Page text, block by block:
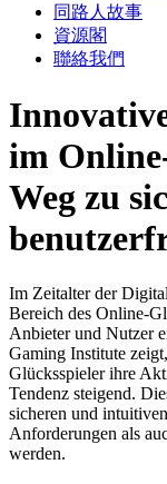
同路人故事
資源閣
聯絡我們
im
Weg zu
Im Zeitalter der
Bereich des Online-
Anbieter und Nutzer
Gaming Institute
Glücksspieler ihre
Tendenz steigend.
sicheren und
Anforderungen als
werden.